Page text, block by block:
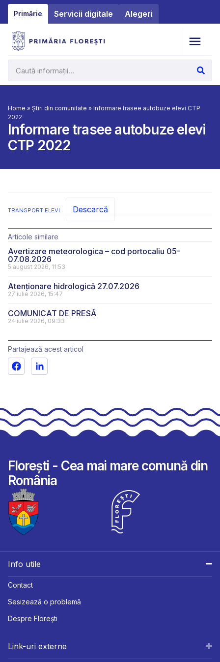
Primărie Servicii digitale Alegeri
Home » Știri din comunitate » Informare trasee autobuze elevi CTP
2022
Informare trasee autobuze elevi
CTP 2022
TRANSPORT ELEVI Descarcă
Articole similare
Avertizare meteorologica – cod portocaliu 05-
07.08.2026
5 august 2026, 11:53
Atenționare hidrologică 27.07.2026
27 iulie 2026, 15:47
COMUNICAT DE PRESĂ
24 iulie 2026, 09:33
Partajează acest articol
Florești - Cea mai mare comună din
România
Info utile
Contact
Sesizează o problemă
Despre Florești
Link-uri externe